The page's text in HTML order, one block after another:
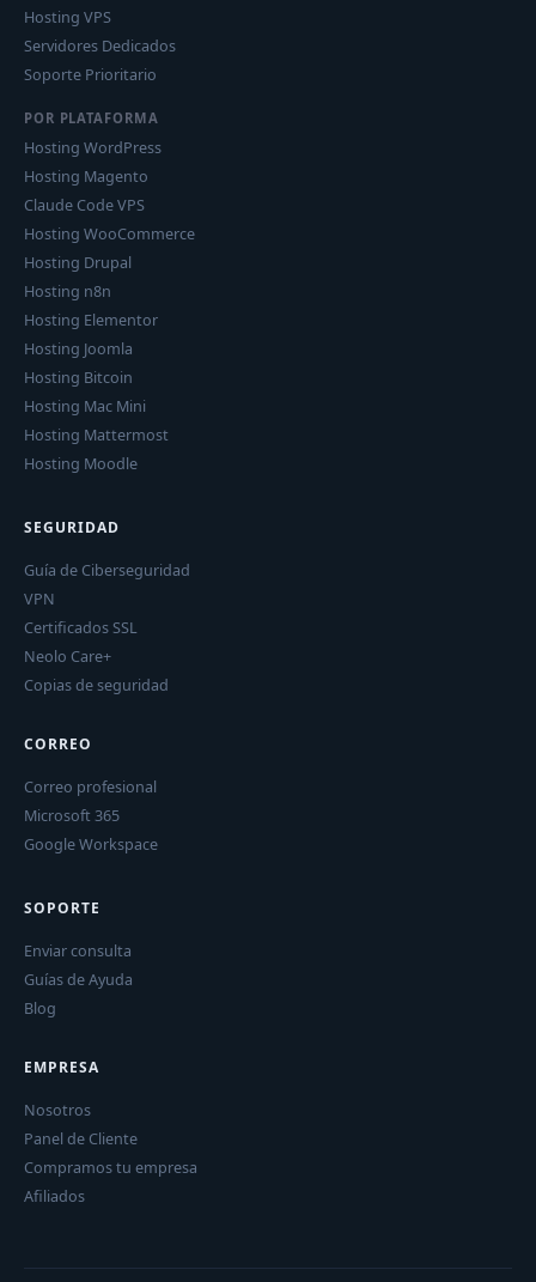
Hosting VPS
Servidores Dedicados
Soporte Prioritario
POR PLATAFORMA
Hosting WordPress
Hosting Magento
Claude Code VPS
Hosting WooCommerce
Hosting Drupal
Hosting n8n
Hosting Elementor
Hosting Joomla
Hosting Bitcoin
Hosting Mac Mini
Hosting Mattermost
Hosting Moodle
SEGURIDAD
Guía de Ciberseguridad
VPN
Certificados SSL
Neolo Care+
Copias de seguridad
CORREO
Correo profesional
Microsoft 365
Google Workspace
SOPORTE
Enviar consulta
Guías de Ayuda
Blog
EMPRESA
Nosotros
Panel de Cliente
Compramos tu empresa
Afiliados